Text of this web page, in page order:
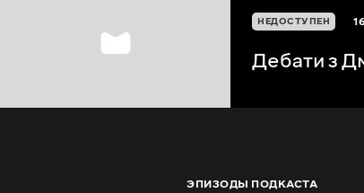
НЕДОСТУПЕН
Дебати з
ЭПИЗОДЫ ПОДКАСТА